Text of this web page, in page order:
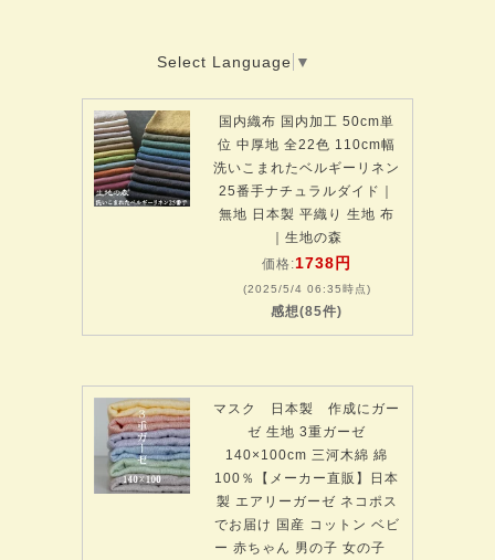
Select Language ▼
国内織布 国内加工 50cm単
位 中厚地 全22色 110cm幅
洗いこまれたベルギーリネン
25番手ナチュラルダイド｜
無地 日本製 平織り 生地 布
｜生地の森
価格:1738円
(2025/5/4 06:35時点)
感想(85件)
マスク 日本製 作成にガー
ゼ 生地 3重ガーゼ
140×100cm 三河木綿 綿
100％【メーカー直販】日本
製 エアリーガーゼ ネコポス
でお届け 国産 コットン ベビ
ー 赤ちゃん 男の子 女の子